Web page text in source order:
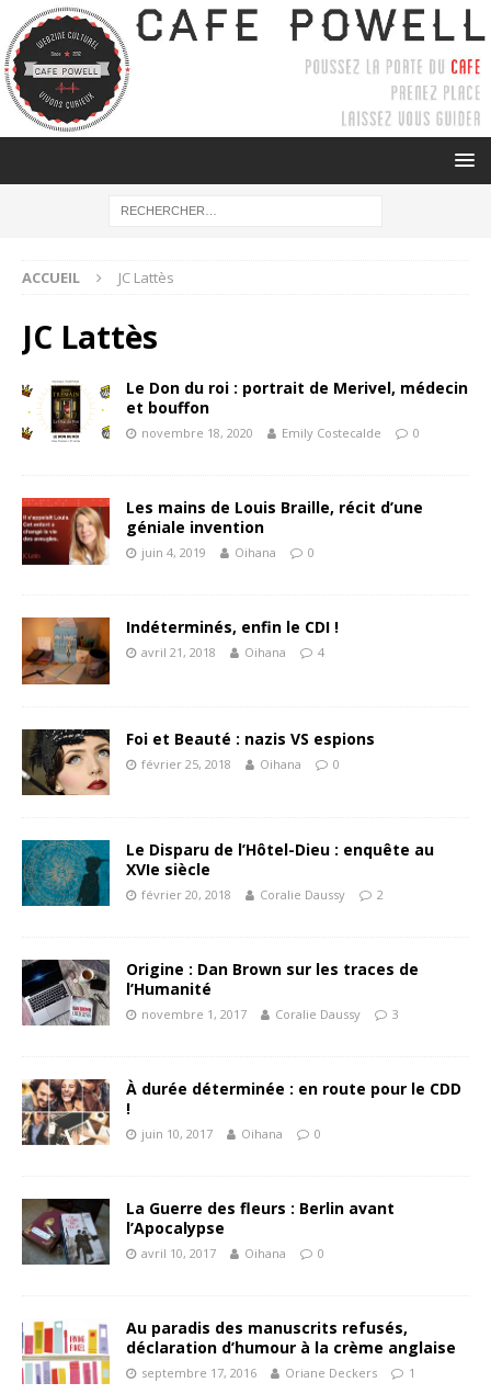
ACCUEIL JC Lattès
JC Lattès
Le Don du roi : portrait de Merivel, médecin
et bouffon
novembre 18, 2020 Emily Costecalde 0
Les mains de Louis Braille, récit d’une
géniale invention
juin 4, 2019 Oihana 0
Indéterminés, enfin le CDI !
avril 21, 2018 Oihana 4
Foi et Beauté : nazis VS espions
février 25, 2018 Oihana 0
Le Disparu de l’Hôtel-Dieu : enquête au
XVIe siècle
février 20, 2018 Coralie Daussy 2
Origine : Dan Brown sur les traces de
l’Humanité
novembre 1, 2017 Coralie Daussy 3
À durée déterminée : en route pour le CDD
!
juin 10, 2017 Oihana 0
La Guerre des fleurs : Berlin avant
l’Apocalypse
avril 10, 2017 Oihana 0
Au paradis des manuscrits refusés,
déclaration d’humour à la crème anglaise
septembre 17, 2016 Oriane Deckers 1